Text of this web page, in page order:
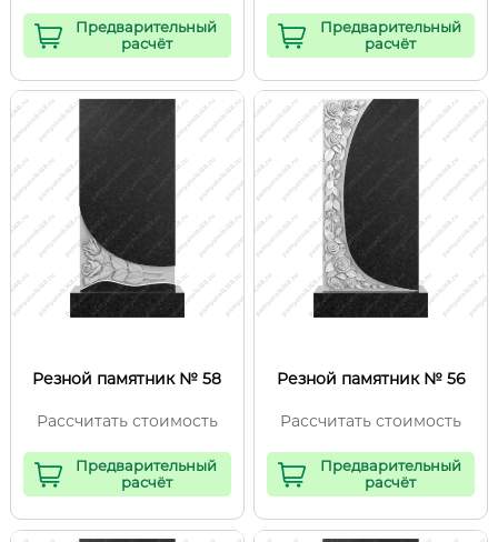
Предварительный
расчёт
Предварительный
расчёт
Резной памятник № 58
Рассчитать стоимость
Предварительный
расчёт
Резной памятник № 56
Рассчитать стоимость
Предварительный
расчёт